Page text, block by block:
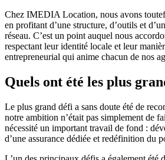
Chez IMEDIA Location, nous avons
en profitant d’une structure, d’outils et
réseau. C’est un point auquel nous
respectant leur identité locale et leur
entrepreneurial qui anime chacun de nos
Quels ont été les plus
Le plus grand défi a sans doute été de
notre ambition n’était pas simplement de
nécessité un important travail de fond :
d’une assurance dédiée et redéfinition du